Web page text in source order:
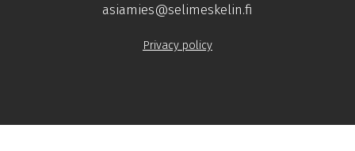
asiamies@selimeskelin.fi
Privacy policy